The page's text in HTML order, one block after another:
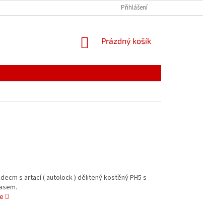
REKLAMACE
Přihlášení
NÁKUPNÍ
Prázdný košík
s artací ( autolock ) dělitený kostěný PH5 s